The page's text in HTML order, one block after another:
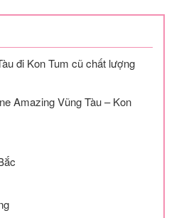
đi Kon Tum cũ chất lượng
Amazing Vũng Tàu – Kon